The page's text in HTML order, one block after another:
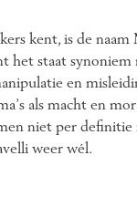
kent, is de naam
het staat synoniem
en
als macht en
niet per definitie
weer wél.